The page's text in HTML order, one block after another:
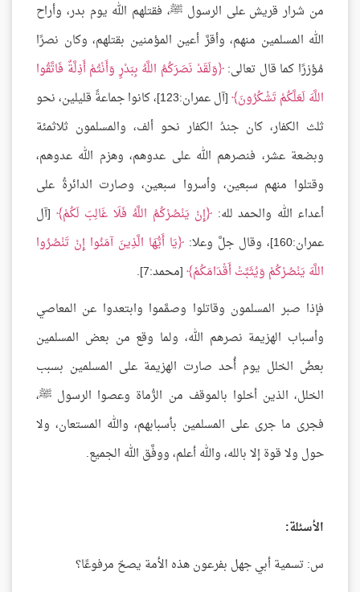
من شرار قريش على الرسول ﷺ، فقتلهم الله يوم بدر، وأراح
الله المسلمين منهم، وأقرَّ أعين المؤمنين بقتلهم، وكان نصرًا
مُؤزرًا كما قال تعالى: وَلَقَدْ نَصَرَكُمُ اللَّهُ بِبَدْرٍ وَأَنْتُمْ أَذِلَّةٌ فَاتَّقُوا
اللَّهَ لَعَلَّكُمْ تَشْكُرُونَ
[آل عمران:123]، كانوا جماعةً قليلين، نحو
ثلث الكفار، كان جندُ الكفار نحو ألف، والمسلمون ثلاثمئة
وبضعة عشر، فنصرهم الله على عدوهم، وهزم الله عدوهم،
وقتلوا منهم سبعين، وأسروا سبعين، وصارت الدائرةُ على
أعداء الله والحمد لله: إِنْ يَنْصُرْكُمُ اللَّهُ فَلَا غَالِبَ لَكُمْ [آل
عمران:160]، وقال جلَّ وعلا:
يَا أَيُّهَا الَّذِينَ آمَنُوا إِنْ تَنْصُرُوا
اللَّهَ يَنْصُرْكُمْ وَيُثَبِّتْ أَقْدَامَكُمْ [محمد:7].
فإذا صبر المسلمون وقاتلوا وصمَّموا وابتعدوا عن المعاصي
وأسباب الهزيمة نصرهم الله، ولما وقع من بعض المسلمين
بعضُ الخلل يوم أُحد صارت الهزيمة على المسلمين بسبب
الخلل، الذين أخلوا بالموقف من الرُّماة وعصوا الرسول ﷺ،
فجرى ما جرى على المسلمين بأسبابهم، والله المستعان، ولا
حول ولا قوة إلا بالله، والله أعلم، ووفَّق الله الجميع.
الأسئلة:
س: تسمية أبي جهل بفرعون هذه الأمة يصحّ مرفوعًا؟